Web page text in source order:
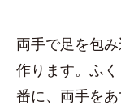
両手で足を包
作ります。ふ
番に、両手をあ